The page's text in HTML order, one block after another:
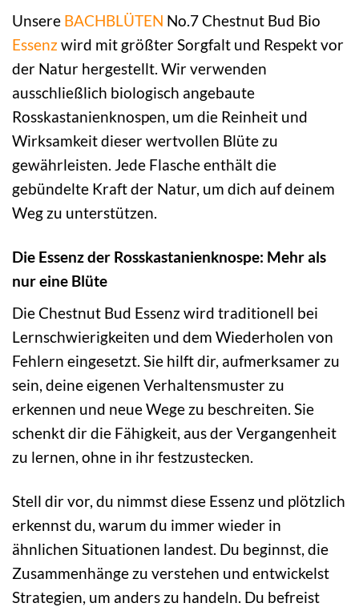
Unsere BACHBLÜTEN No.7 Chestnut Bud Bio
Essenzwird mit größter Sorgfalt und Respekt vor
der Natur hergestellt. Wir verwenden
ausschließlich biologisch angebaute
Rosskastanienknospen, um die Reinheit und
Wirksamkeit dieser wertvollen Blüte zu
gewährleisten. Jede Flasche enthält die
gebündelte Kraft der Natur, um dich auf deinem
Weg zu unterstützen.
Die Essenz der Rosskastanienknospe: Mehr als
nur eine Blüte
Die Chestnut Bud Essenz wird traditionell bei
Lernschwierigkeiten und dem Wiederholen von
Fehlern eingesetzt. Sie hilft dir, aufmerksamer zu
sein, deine eigenen Verhaltensmuster zu
erkennen und neue Wege zu beschreiten. Sie
schenkt dir die Fähigkeit, aus der Vergangenheit
zu lernen, ohne in ihr festzustecken.
Stell dir vor, du nimmst diese Essenz und plötzlich
erkennst du, warum du immer wieder in
ähnlichen Situationen landest. Du beginnst, die
Zusammenhänge zu verstehen und entwickelst
Strategien, um anders zu handeln. Du befreist